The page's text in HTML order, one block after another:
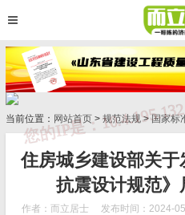
当前位置： 网站首页 > 规范法规>国家标
住房城乡建设部关
抗震设计规范
作者：而立居士 发布时间：2024-